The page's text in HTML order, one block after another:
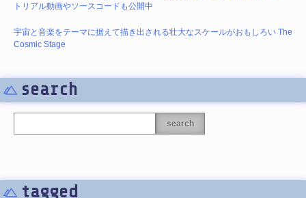
トリアル動画やソースコードも公開中
宇宙と音楽をテーマに据えて描き出される壮大なスケールがおもしろい The
Cosmic Stage
search
search
tagged